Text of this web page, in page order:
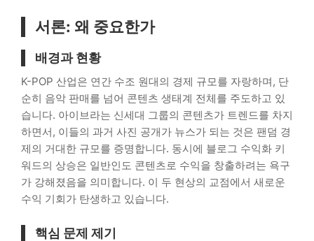
서론: 왜 중요한가
배경과 현황
K-POP 산업은 연간 수조 원대의 경제 규모를 자랑하며, 단
순히 음악 판매를 넘어 콘텐츠 생태계 전체를 주도하고 있
습니다. 아이브라는 신세대 그룹의 콘텐츠가 트렌드를 차지
하면서, 이들의 과거 사진 공개가 뉴스가 되는 것은 팬덤 경
제의 거대한 규모를 증명합니다. 동시에 블로그 수익화 키
워드의 상승은 일반인도 콘텐츠로 수익을 창출하려는 욕구
가 강해졌음을 의미합니다. 이 두 현상의 교점에서 새로운
수익 기회가 탄생하고 있습니다.
핵심 문제 제기